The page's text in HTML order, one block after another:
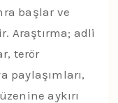
başlar ve
Araştırma; adli
terör
paylaşımları,
aykırı